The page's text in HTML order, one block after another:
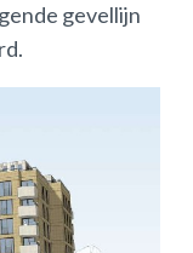
gevellijn